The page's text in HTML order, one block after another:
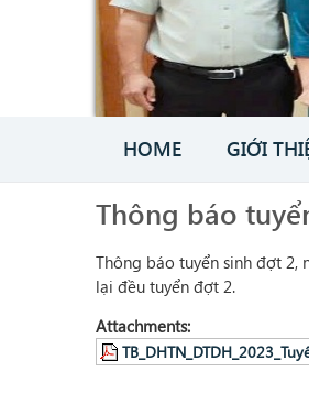
HOME GIỚI
Thông báo
Thông báo tuyển sinh đợt 2,
lại đều tuyển đợt 2.
Attachments: